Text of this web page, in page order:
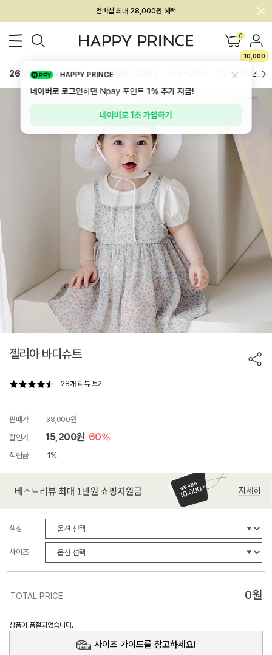
회원전용 아울렛, 가입하면 ~60% 할인!
멤버십 최대 28,000원 혜택 0
10,000
26SS 신상 BEST BABY[6~12M] 하의/레깅스
젤리아 바디슈트
28개 리뷰 보기
판매가
38,000원
할인가
15,200원 60%
적립금 1%
색상
사이즈
TOTAL PRICE 0원
상품이 품절되었습니다.
사이즈 가이드를 참고하세요!
HAPPY PRINCE
네이버로 로그인하면 Npay 포인트1%추가 지급!
네이버로 1초 가입하기